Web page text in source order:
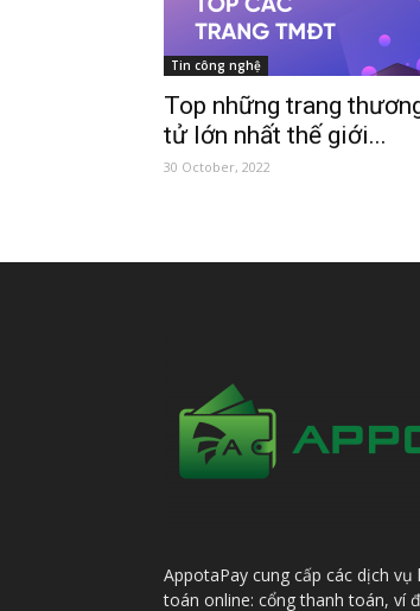
Tin công nghệ
Top những trang
tử lớn nhất thế giới...
30 October, 2022
AppotaPay cung cấp các dịch vụ
toán online: cổng thanh toán, ví